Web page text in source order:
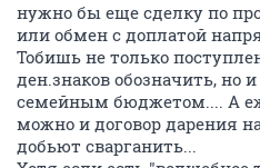
нужно бы еще сделку по
или обмен с доплатой
Тобишь не только
ден.знаков обозначить, но
семейным бюджетом.... А
можно и договор дарения
добьют сварганить...